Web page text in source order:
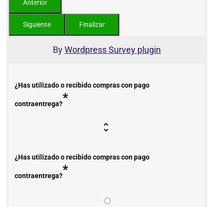
ByWordpress Survey plugin
¿Has utilizado o recibido compras con pago
contraentrega?*
¿Has utilizado o recibido compras con pago
contraentrega?*